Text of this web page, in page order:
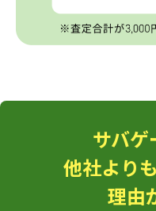
サバゲ
他社より
理由